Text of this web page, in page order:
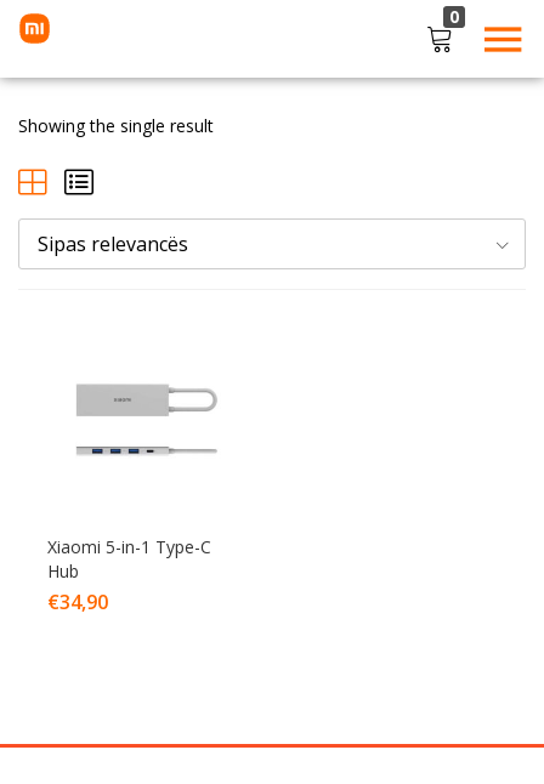
0
Enter your username and password to login.
Showing the single result
Sipas relevancës
Xiaomi 5-in-1 Type-C
Hub
€34,90